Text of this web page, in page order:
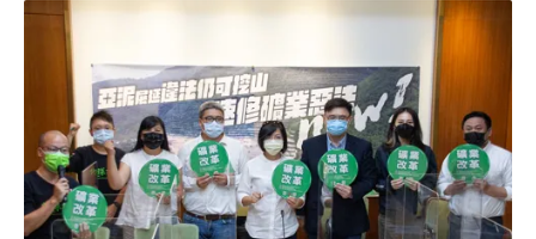
的大門都還沒跨出來」。王婉諭呼籲，若政院遲遲沒有動
作，經濟委員會也應該比照第九屆審查辦法，在已形成共
識的條文基礎之上，盡快排審各委員及黨團的版本，才是
正面回應社會訴求。修法關鍵爭點 立委邱顯智：司法判決
打臉行政院時代力量今（5日）舉行「速修礦業惡法 ，終
結違法爽挖」記者會，立法委員王婉諭、邱顯智、陳椒華
呼籲，行政院應尊重司法判決，儘速將礦業法修法草案送
進立法院。最高行政法院上月撤銷亞泥展限許可，判決書